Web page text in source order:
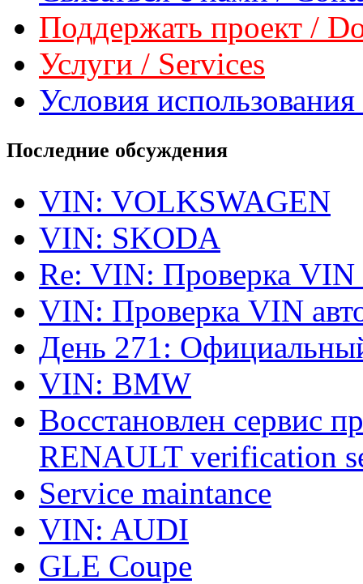
Поддержать проект /
Услуги / Services
Условия
Последние обсуждения
VIN: VOLKSWAGEN
VIN: SKODA
Re: VIN: Проверка VIN
VIN: Проверка VIN
День 271:
VIN: BMW
Восстановлен сервис
RENAULT verification
Service maintance
VIN: AUDI
GLE Coupe